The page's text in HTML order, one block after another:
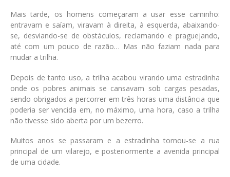
Mais tarde, os homens começaram a usar esse caminho:
entravam e saíam, viravam à direita, à esquerda, abaixando-
se, desviando-se de obstáculos, reclamando e praguejando,
até com um pouco de razão… Mas não faziam nada para
mudar a trilha.
Depois de tanto uso, a trilha acabou virando uma estradinha
onde os pobres animais se cansavam sob cargas pesadas,
sendo obrigados a percorrer em três horas uma distância que
poderia ser vencida em, no máximo, uma hora, caso a trilha
não tivesse sido aberta por um bezerro.
Muitos anos se passaram e a estradinha tornou-se a rua
principal de um vilarejo, e posteriormente a avenida principal
de uma cidade.